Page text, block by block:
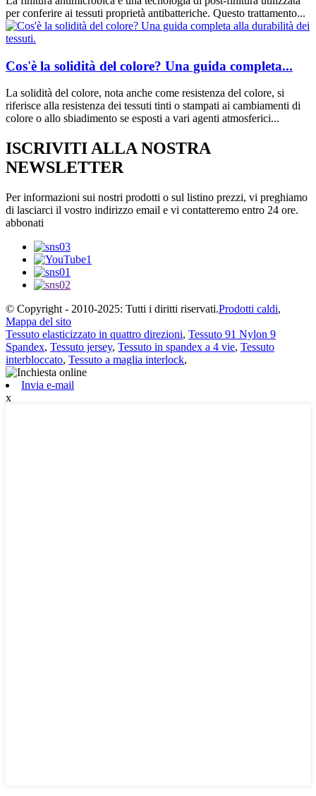
per conferire ai tessuti proprietà antibatteriche. Questo trattamento...
Cos'è la solidità del colore? Una guida completa...
La solidità del colore, nota anche come resistenza del colore, si
riferisce alla resistenza dei tessuti tinti o stampati ai cambiamenti di
colore o allo sbiadimento se esposti a vari agenti atmosferici...
ISCRIVITI ALLA NOSTRA
NEWSLETTER
Per informazioni sui nostri prodotti o sul listino prezzi, vi preghiamo
di lasciarci il vostro indirizzo email e vi contatteremo entro 24 ore.
abbonati
© Copyright - 2010-2025: Tutti i diritti riservati.Prodotti caldi,
Mappa del sito
Tessuto elasticizzato in quattro direzioni, Tessuto 91 Nylon 9
Spandex, Tessuto jersey, Tessuto in spandex a 4 vie, Tessuto
interbloccato, Tessuto a maglia interlock,
Invia e-mail
x